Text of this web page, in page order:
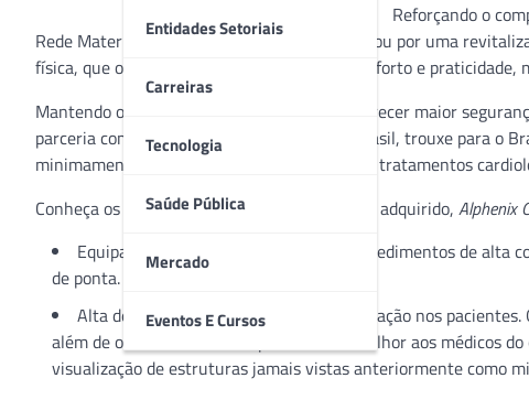
Entidades Setoriais
Carreiras
Tecnologia
Saúde Pública
Mercado
Eventos E Cursos
Reforçando o
Rede Mater Dei, de Belo Horizonte (MG), passou por uma
física, que oferece ao paciente ainda mais conforto e
Mantendo o pioneirismo e sua missão em oferecer maior
parceria com a Canon Medical Systems do Brasil, trouxe para o
minimamente invasiva de alta definição, para tratamentos
Conheça os diferenciais do novo equipamento adquirido, Alphenix
Equipamento para o atendimento a procedimentos de alta
de ponta.
Alta definição e uma menor dose de radiação nos
além de oferecer um desempenho ainda melhor aos médicos
visualização de estruturas jamais vistas anteriormente como